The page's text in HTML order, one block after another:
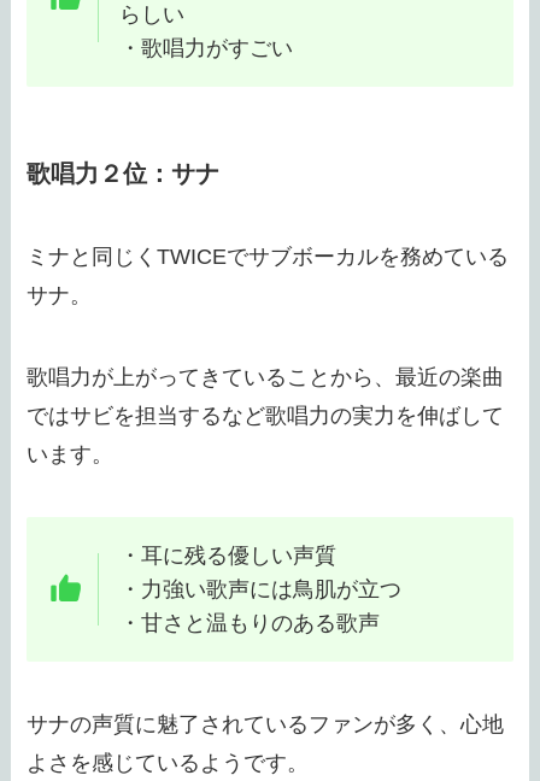
らしい
・歌唱力がすごい
歌唱力２位：サナ
ミナと同じくTWICEでサブボーカルを務めている
サナ。
歌唱力が上がってきていることから、最近の楽曲
ではサビを担当するなど歌唱力の実力を伸ばして
います。
・耳に残る優しい声質
・力強い歌声には鳥肌が立つ
・甘さと温もりのある歌声
サナの声質に魅了されているファンが多く、心地
よさを感じているようです。